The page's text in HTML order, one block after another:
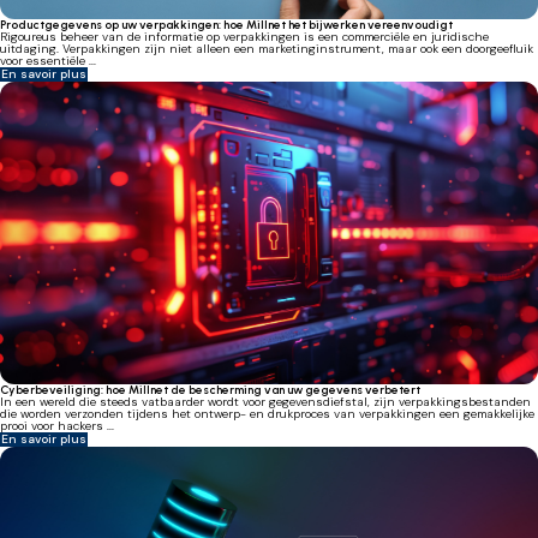
Productgegevens op uw verpakkingen: hoe Millnet het bijwerken vereenvoudigt
Rigoureus beheer van de informatie op verpakkingen is een commerciële en juridische
uitdaging. Verpakkingen zijn niet alleen een marketinginstrument, maar ook een doorgeefluik
voor essentiële ...
En savoir plus
Cyberbeveiliging: hoe Millnet de bescherming van uw gegevens verbetert
In een wereld die steeds vatbaarder wordt voor gegevensdiefstal, zijn verpakkingsbestanden
die worden verzonden tijdens het ontwerp- en drukproces van verpakkingen een gemakkelijke
prooi voor hackers ...
En savoir plus